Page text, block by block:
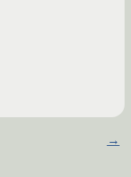
→